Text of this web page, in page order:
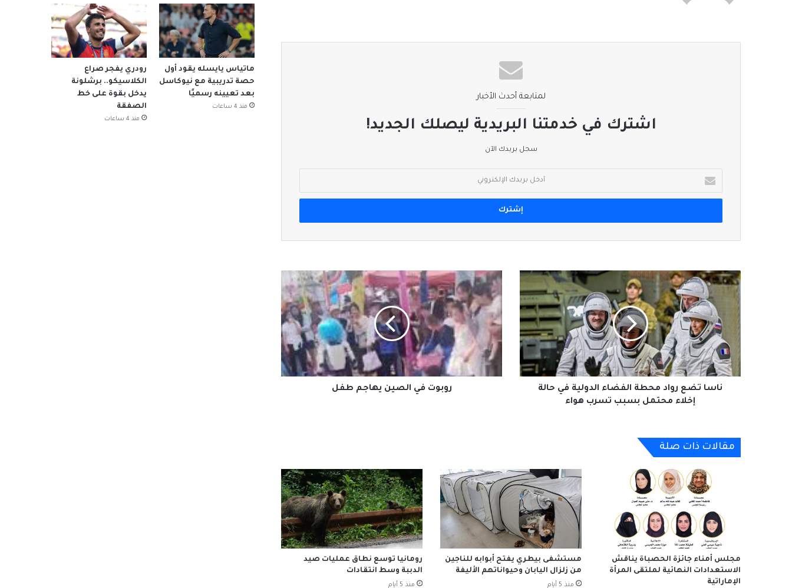
لمتابعة أحدث الأخبار
اشترك في خدمتنا البريدية ليصلك الجديد!
سجل بريدك الآن
بريدك
الإلكتروني
ناسا
تضع
الفضاء
الدولية
حالة
إخلاء
محتملناسا تضع رواد محطة الفضاء الدولية في حالة
إخلاء محتمل بسبب تسرب هواء
روبوت
الصين
يهاجم
طفل
روبوت في الصين يهاجم طفل
مقالات ذات صلة
مجلس أمناء جائزة الحصباة يناقش
الاستعدادات النهائية لملتقى المرأة
الإماراتية
مستشفى بيطري يفتح أبوابه للناجين
من زلزال اليابان وحيواناتهم الأليفة
منذ 5 أيام
رومانيا توسع نطاق عمليات صيد
الدببة وسط انتقادات
منذ 5 أيام
ماتياس يايسله يقود أول
حصة تدريبية مع نيوكاسل
بعد تعيينه رسميًا
منذ 4 ساعات
رودري يفجر صراع
الكلاسيكو.. برشلونة
يدخل بقوة على خط
الصفقة
منذ 4 ساعات